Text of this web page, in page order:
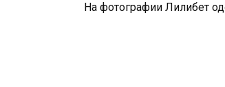
На фотографии Лилибет